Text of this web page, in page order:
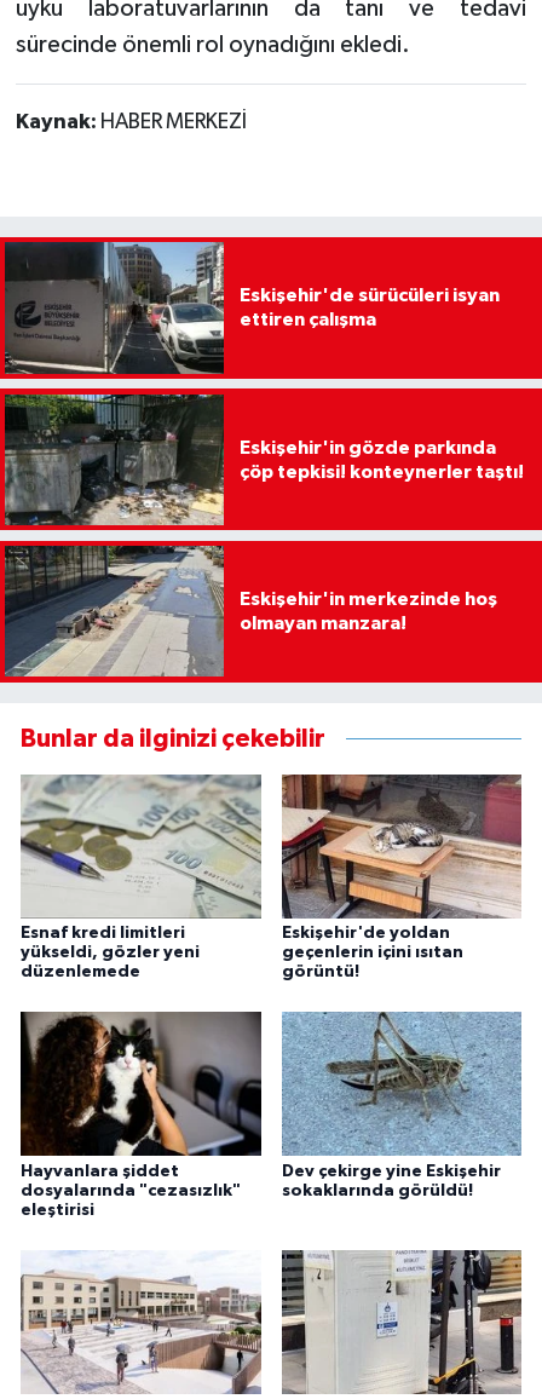
uyku laboratuvarlarının da tanı ve tedavi
sürecinde önemli rol oynadığını ekledi.
Kaynak: HABER MERKEZİ
Eskişehir'de sürücüleri isyan
ettiren çalışma
Eskişehir'in gözde parkında
çöp tepkisi! konteynerler taştı!
Eskişehir'in merkezinde hoş
olmayan manzara!
Bunlar da ilginizi çekebilir
Esnaf kredi limitleri
yükseldi, gözler yeni
düzenlemede
Eskişehir'de yoldan
geçenlerin içini ısıtan
görüntü!
Hayvanlara şiddet
dosyalarında "cezasızlık"
eleştirisi
Dev çekirge yine Eskişehir
sokaklarında görüldü!